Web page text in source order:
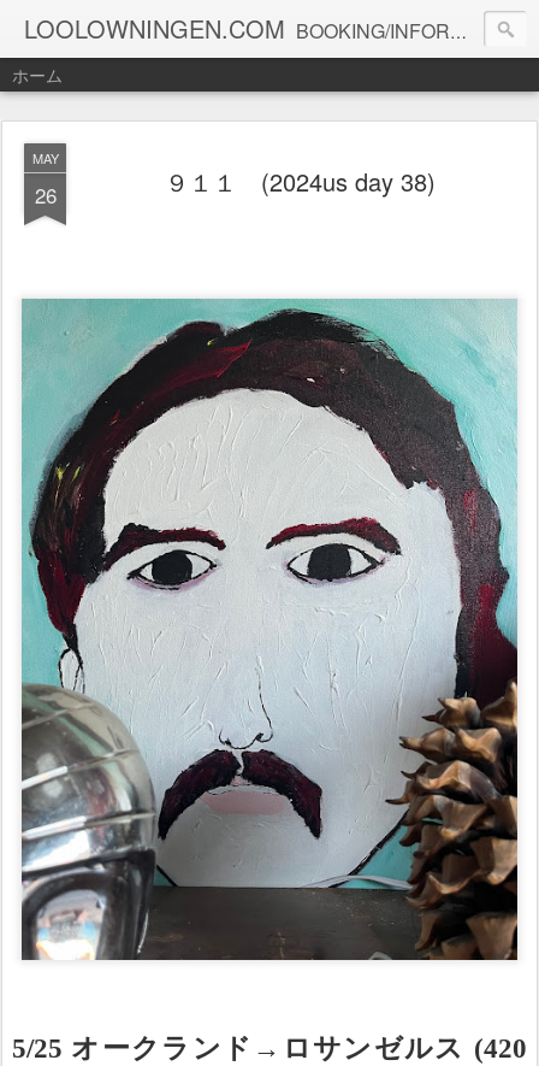
LOOLOWNINGEN.COM BOOKING/INFORMATION info@loolowningen.com
ホーム
MAY
26 ９１１ (2024us day 38)
5/25 オークランド→ロサンゼルス (420